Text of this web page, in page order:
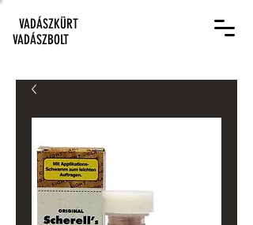
VADÁSZKÜRT
VADÁSZBOLT